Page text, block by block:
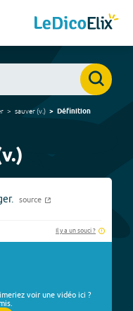
sauver(v.) Définition
source
Il y a un souci ?
voir une vidéo ici ?